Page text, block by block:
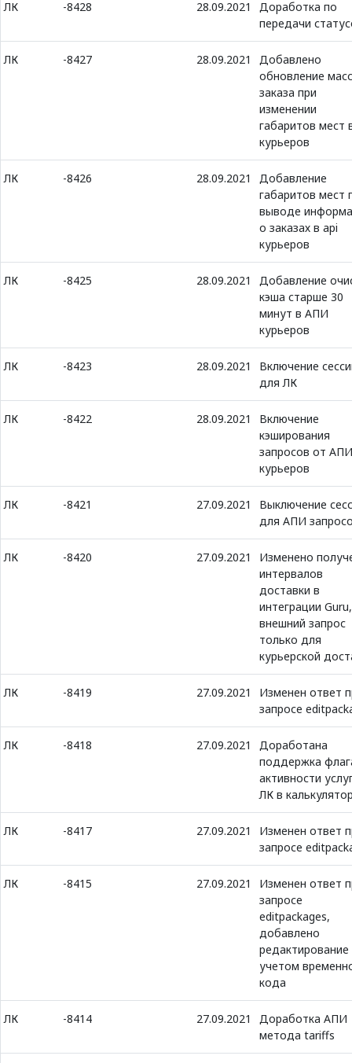
ЛК -8428 28.09.2021
Доработка по
передачи
ЛК -8427 28.09.2021
Добавлено
обновление
заказа при
изменении
габаритов мест
курьеров
ЛК -8426 28.09.2021
Добавление
габаритов мест
выводе
о заказах в api
курьеров
ЛК -8425 28.09.2021
Добавление
кэша старше 30
минут в АПИ
курьеров
ЛК -8423 28.09.2021
Включение
для ЛК
ЛК -8422 28.09.2021
Включение
кэширования
запросов от АПИ
курьеров
ЛК -8421 27.09.2021
Выключение
для АПИ
ЛК -8420 27.09.2021
Изменено
интервалов
доставки в
интеграции Guru,
внешний запрос
только для
курьерской
ЛК -8419 27.09.2021
Изменен ответ
запросе
ЛК -8418 27.09.2021
Доработана
поддержка
активности
ЛК в
ЛК -8417 27.09.2021
Изменен ответ
запросе
ЛК -8415 27.09.2021
Изменен ответ
запросе
editpackages,
добавлено
редактирование
учетом
кода
ЛК -8414 27.09.2021
Доработка АПИ
метода tariffs